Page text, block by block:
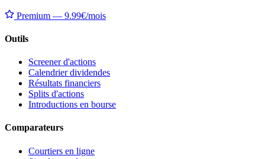
Premium — 9.99€/mois
Outils
Screener d'actions
Calendrier dividendes
Résultats financiers
Splits d'actions
Introductions en bourse
Comparateurs
Courtiers en ligne